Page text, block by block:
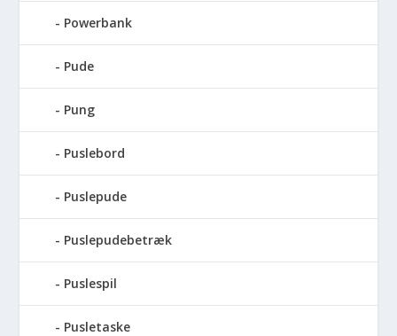
Powerbank
Pude
Pung
Puslebord
Puslepude
Puslepudebetræk
Puslespil
Pusletaske